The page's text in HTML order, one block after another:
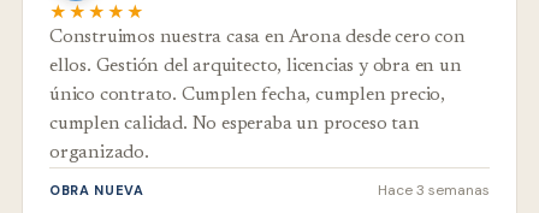
★★★★★
Construimos nuestra casa en Arona desde cero con
ellos. Gestión del arquitecto, licencias y obra en un
único contrato. Cumplen fecha, cumplen precio,
cumplen calidad. No esperaba un proceso tan
organizado.
OBRA NUEVA Hace 3 semanas